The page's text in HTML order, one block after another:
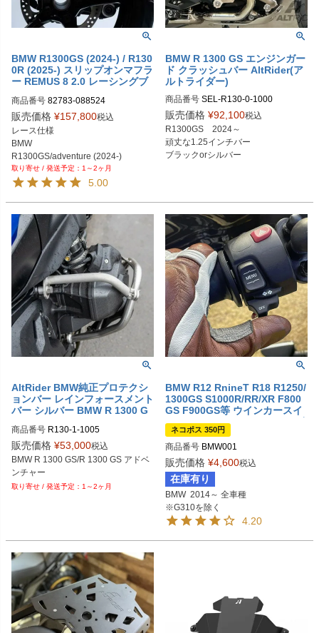
BMW R1300GS (2024-) / R130
0R (2025-) スリップオンマフラ
ー REMUS 8 2.0 レーシングブ
商品番号 82783-088524
82783 088524
販売価格 ¥157,800税込
レース仕様
BMW
R1300GS/adventure (2024-)
R1300R (2025-)
1～2ヶ月
5.00
BMW R 1300 GS エンジンガー
ド クラッシュバー AltRider(ア
ルトライダー)
商品番号 SEL-R130-0-1000
R130-0-1000：シルバー
販売価格 ¥92,100税込
R1300GS　2024～
頑丈な1.25インチバー
ブラックorシルバー
AltRider BMW純正プロテクシ
ョンバー レインフォースメント
バー シルバー BMW R 1300 G
商品番号 R130-1-1005
販売価格 ¥53,000税込
BMW R 1300 GS/R 1300 GS アドベ
ンチャー
1～2ヶ月
BMW R12 RnineT R18 R1250/
1300GS S1000R/RR/XR F800
GS F900GS等 ウインカースイ
ッチ エクステンション DKデザ
イン
ネコポス 350円
商品番号 BMW001
販売価格 ¥4,600税込
在庫有り
BMW  2014～ 全車種
※G310を除く
4.20